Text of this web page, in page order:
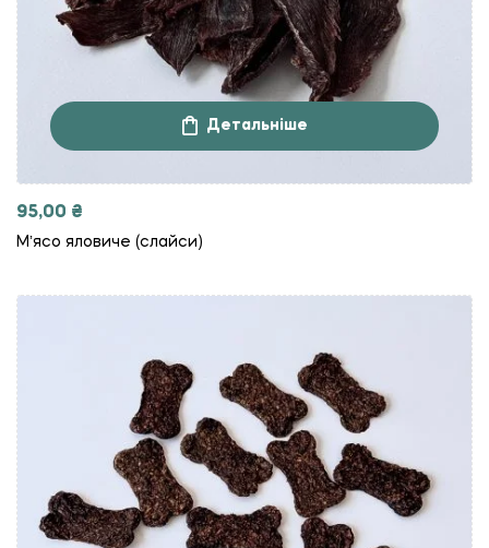
Детальніше
95,00 ₴
Мʼясо яловиче (слайси)